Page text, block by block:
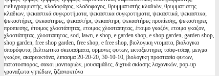
ευθυγραμμιστής, κλαδοφάγος, κλαδοφαγος, θρυμματιστής κλαδιών, θρυμματιστης
κλαδιων, ψεκαστικά συγκροτήματα, ψεκαστικα συγκροτηματα, ψεκαστικά, ψεκαστικα,
ψεκαστήρες, ψεκαστηρες, ψεκαστήρι, ψεκαστηρι, ψεκαστήρες προπίεσης, ψεκαστηρες
προπιεσης, έτοιμος χλοοτάπητας, ετοιμος χλοοταπητας, έτοιμο γκαζόν, ετοιμο γκαζον,
χλοοτάπητας, χλοοταπητας, sod, lawn, e shop, e garden shop, e shop garden, garden shop,
shop garden, free shop garden, free shop, e free shop, βιολογικη ντοματα, βιολογικα
σπορόφυτα, βελτιωτικα σκευασματα, ορμονες φυτων, εκτοξευτηρες τσαφ-τσαφ, μειγμα
γκαζον, ακαρεοκτόνα, λιπασμα 20-20-20, 30-10-10, βιολογικη προστασία φυτων,
πατατοσπορος, σακοι μανιταριών, μουσαμάδες, διχτυά σκίασης λαχανικών, pop-up
γραναζωτα γηπέδων, ζιζανιοκτόνα